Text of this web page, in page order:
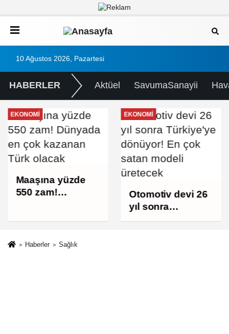
10 Ağustos 2026, Pazartesi
HABERLER Aktüel SavumaSanayii
EKONOMI
Maaşına yüzde
550 zam!
EKONOMI
Otomotiv devi 26
yıl sonra
Türkiye'ye
Haberler Sağlık